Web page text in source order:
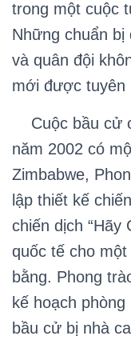
trong một cuộc
Những chuẩn
và quân đội
mới được tuyên
Cuộc bầu cử
năm 2002 có
Zimbabwe,
lập thiết kế
chiến dịch “Hãy
quốc tế cho
bằng. Phong
kế hoạch
bầu cử bị nhà